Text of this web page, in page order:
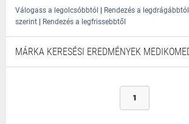
Válogass a legolcsóbbtól | Rendezés a legdrágábbtól
szerint | Rendezés a legfrissebbtől
MÁRKA KERESÉSI EREDMÉNYEK
1